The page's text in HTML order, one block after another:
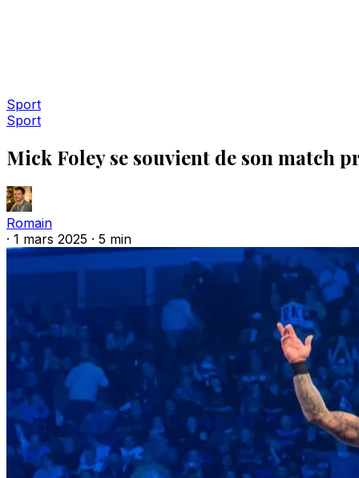
Sport
Sport
Mick Foley se souvient de son match
Romain
· 1 mars 2025 · 5 min